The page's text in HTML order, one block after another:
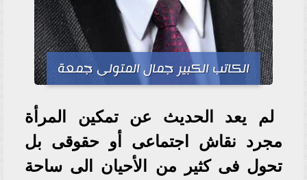
الكاتب الكبير جمال المتولى جمعة
لم يعد الحديث عن تمكين المرأة
مجرد نقاش اجتماعى أو حقوقى بل
تحول فى كثير من الأحيان الى ساحة